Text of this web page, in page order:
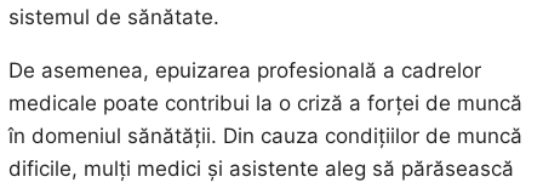
sistemul de sănătate.
De asemenea, epuizarea profesională a cadrelor
medicale poate contribui la o criză a forței de muncă
în domeniul sănătății. Din cauza condițiilor de muncă
dificile, mulți medici și asistente aleg să părăsească